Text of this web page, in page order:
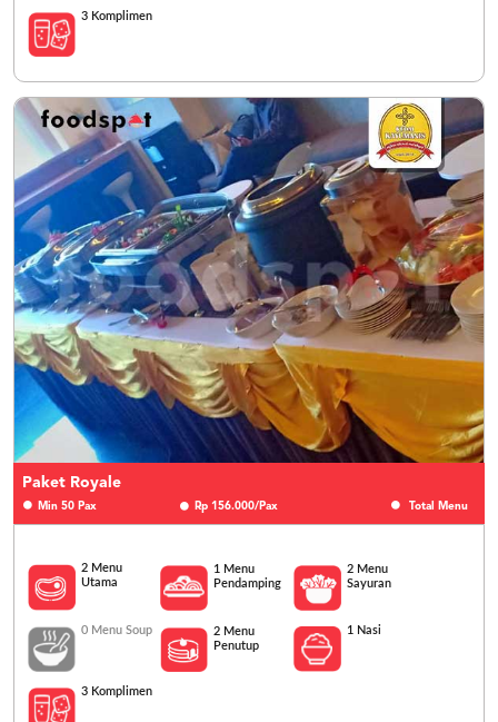
3 Komplimen
Paket Royale
Min 50 Pax Rp 156.000/Pax Total Menu
2 Menu
Utama
1 Menu
Pendamping
2 Menu
Sayuran
0 Menu Soup
2 Menu
Penutup
1 Nasi
3 Komplimen